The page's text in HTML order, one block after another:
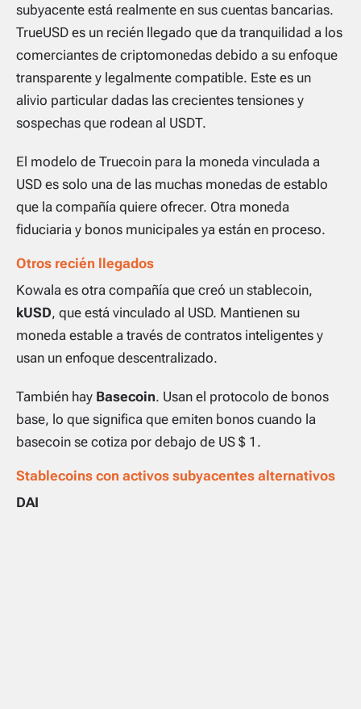
subyacente está realmente en sus cuentas bancarias.
TrueUSD es un recién llegado que da tranquilidad a los
comerciantes de criptomonedas debido a su enfoque
transparente y legalmente compatible. Este es un
alivio particular dadas las crecientes tensiones y
sospechas que rodean al USDT.
El modelo de Truecoin para la moneda vinculada a
USD es solo una de las muchas monedas de establo
que la compañía quiere ofrecer. Otra moneda
fiduciaria y bonos municipales ya están en proceso.
Otros recién llegados
Kowala es otra compañía que creó un stablecoin,
kUSD, que está vinculado al USD. Mantienen su
moneda estable a través de contratos inteligentes y
usan un enfoque descentralizado.
También hay Basecoin. Usan el protocolo de bonos
base, lo que significa que emiten bonos cuando la
basecoin se cotiza por debajo de US $ 1.
Stablecoins con activos subyacentes alternativos
DAI